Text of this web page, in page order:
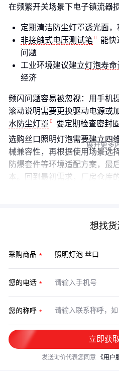
在频繁开关场景下电子镇流器
定期清洁防尘灯罩透光面
非接触式电压测试笔
能快
问题
工业环境建议建立灯泡寿
经济
频闪问题容易被忽视：用手机
滚动说明需要更换驱动电源或
水防尘灯罩
要定期检查密封
选购丝口照明灯泡需要建立四
械兼容性，再根据使用场景选
防爆套件等环境适配方案，最
本。回到最初需求，厂房仓库
展开更多
想找货
采购商品
您的电话
您的称呼
立即获
发送询价代表您同意 《用户